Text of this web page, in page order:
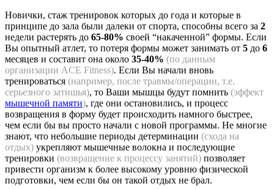
Новички, стаж тренировок которых до года и которые в
принципе до зала были далеки от спорта, способны всего за 2
недели растерять до 65-80% своей “накаченной” формы. Если
Вы опытный атлет, то потеря формы может занимать от 5 до 6
месяцев и составит она около 35-40% (по данным
организации ACE Fitness). Если Вы начали вновь
тренироваться (например, после травмы/операции, т.е.
серьезного затишья), то Ваши мышцы будут помнить (эффект
мышечной памяти), где они остановились, и процесс
возвращения в форму будет происходить намного быстрее,
чем если бы вы просто начали с новой программы. Не многие
знают, что небольшие периоды детерминации (схода на
отдых) укрепляют мышечные волокна и последующие
тренировки (возвращение к процессу занятий) позволяет
привести организм к более высокому уровню физической
подготовки, чем если бы он такой отдых не брал.